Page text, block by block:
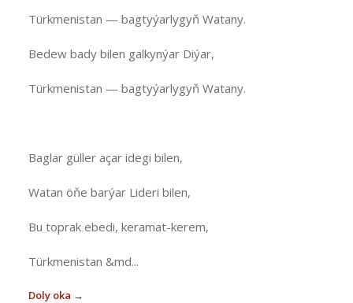
Türkmenistan — bagtyýarlygyň Watany.
Bedew bady bilen galkynýar Diýar,
Türkmenistan — bagtyýarlygyň Watany.
Baglar güller açar idegi bilen,
Watan öňe barýar Lideri bilen,
Bu toprak ebedi, keramat-kerem,
Türkmenistan &md...
Doly oka →